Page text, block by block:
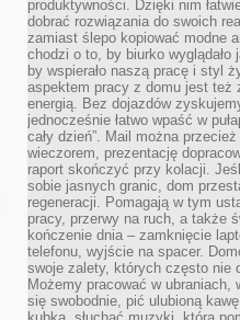
produktywności. Dzięki nim
dobrać rozwiązania do swoich
zamiast ślepo kopiować modne
chodzi o to, by biurko wyglądało
by wspierało naszą pracę i styl
aspektem pracy z domu jest też
energią. Bez dojazdów
jednocześnie łatwo wpaść w
cały dzień”. Mail można
wieczorem, prezentację
raport skończyć przy kolacji.
sobie jasnych granic, dom
regeneracji. Pomagają w tym
pracy, przerwy na ruch, a także
kończenie dnia – zamknięcie
telefonu, wyjście na spacer.
swoje zalety, których często nie
Możemy pracować w ubraniach,
się swobodnie, pić ulubioną kawę